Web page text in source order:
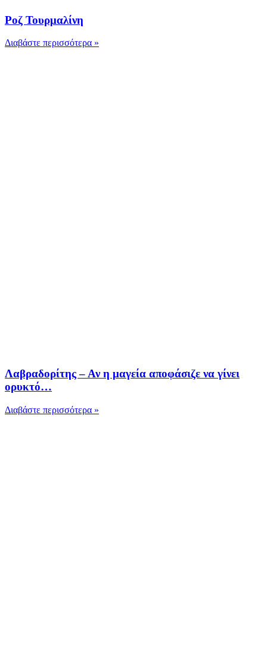
Ροζ Τουρμαλίνη
Διαβάστε περισσότερα »
Λαβραδορίτης – Αν η μαγεία αποφάσιζε να γίνει
ορυκτό…
Διαβάστε περισσότερα »